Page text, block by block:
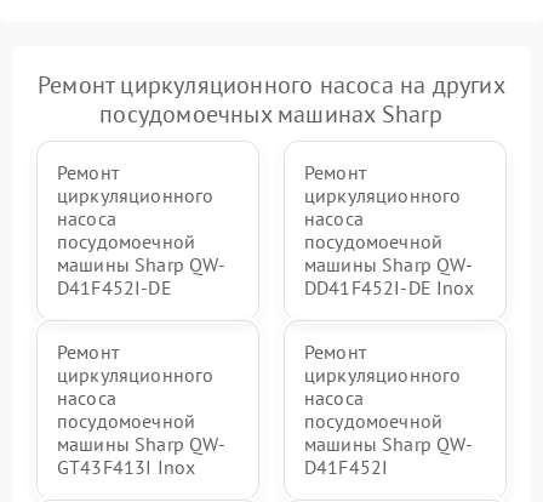
Ремонт циркуляционного насоса на других
посудомоечных машинах Sharp
Ремонт
циркуляционного
насоса
посудомоечной
машины Sharp QW-
D41F452I-DE
Ремонт
циркуляционного
насоса
посудомоечной
машины Sharp QW-
DD41F452I-DE Inox
Ремонт
циркуляционного
насоса
посудомоечной
машины Sharp QW-
GT43F413I Inox
Ремонт
циркуляционного
насоса
посудомоечной
машины Sharp QW-
D41F452I